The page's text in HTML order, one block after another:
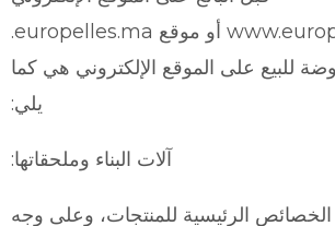
www.europelles.com أو موقع europelles.ma.
للبيع على الموقع الإلكتروني هي كما
يلي:
آلات البناء وملحقاتها:
الرئيسية للمنتجات، وعلى وجه